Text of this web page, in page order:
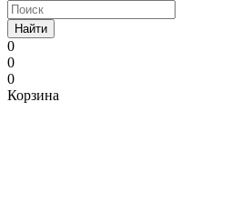
Найти
0
0
0
Корзина